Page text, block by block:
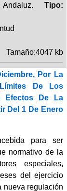
Andaluz.Tipo:
Tamaño:4047 kb
Por La
De Los
Efectos De La
Del 1 De Enero
para ser
normativo de la
especiales,
del ejercicio
nueva regulación